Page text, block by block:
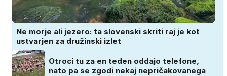
Ne morje ali jezero: ta slovenski skriti raj je kot
ustvarjen za družinski izlet
Otroci tu za en teden oddajo telefone,
nato pa se zgodi nekaj nepričakovanega